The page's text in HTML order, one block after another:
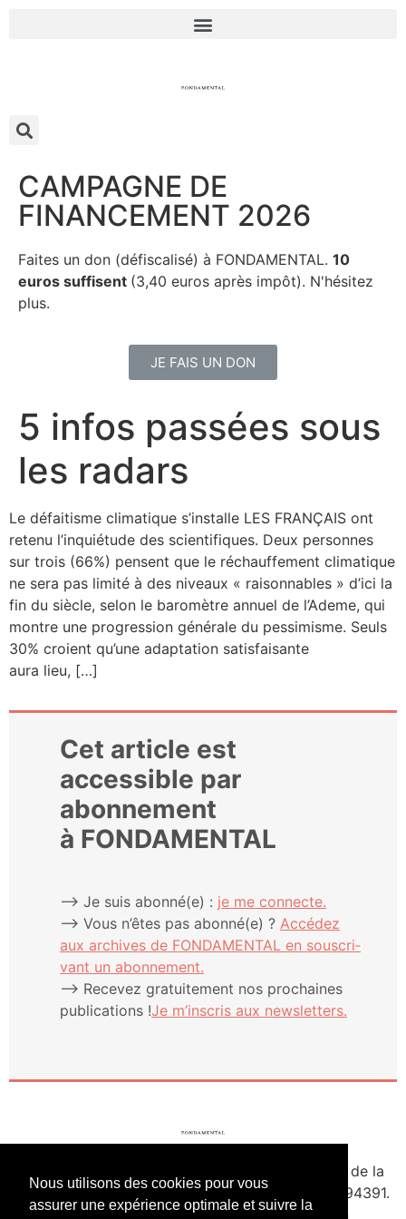
Nous utilisons des cookies pour vous
assurer une expérience optimale et suivre la
CAMPAGNE DE
FINANCEMENT 2026
Faites un don (défiscalisé) à FONDAMENTAL. 10
euros suffisent (3,40 euros après impôt). N'hésitez
plus.
JE FAIS UN DON
5 infos passées sous
les radars
Le défai­tisme cli­ma­tique s’installe LES FRANÇAIS ont
rete­nu l’inquiétude des scien­ti­fiques. Deux per­sonnes
sur trois (66%) pensent que le réchauf­fe­ment cli­ma­tique
ne sera pas limi­té à des niveaux « rai­son­nables » d’ici la
fin du siècle, selon le baro­mètre annuel de l’Ademe, qui
montre une pro­gres­sion géné­rale du pes­si­misme. Seuls
30% croient qu’une adap­ta­tion satis­fai­sante
aura lieu, […]
Cet article est
accessible par
abonnement
à FONDAMENTAL
⟶ Je suis abonné(e) : je me connecte.
⟶ Vous n’êtes pas abonné(e) ? Accé­dez
aux archives de FONDAMENTAL en sous­cri­
vant un abonnement.
⟶ Rece­vez gra­tui­te­ment nos pro­chaines
publi­ca­tions !Je m’ins­cris aux newsletters.
Fondé en 2020. Édité par Presse de la
Forge & Delescluze SAS.Agrément CPPAP
1127Y94391.
Membre du SPIIL. Signataire de la Charte pour un